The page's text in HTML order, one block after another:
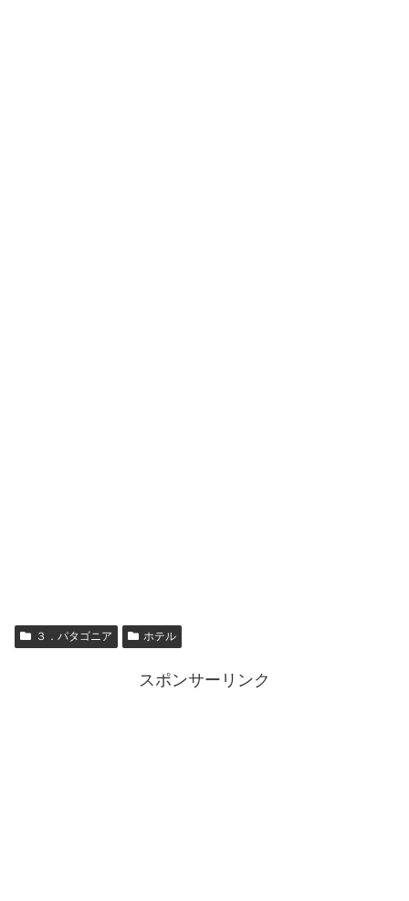
３．パタゴニア ホテル
スポンサーリンク